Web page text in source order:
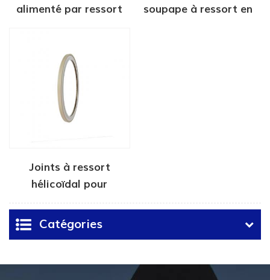
alimenté par ressort
soupape à ressort en
Joints à ressort
hélicoïdal pour
applications
pétrolières et gazières
Catégories